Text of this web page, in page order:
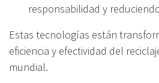
responsabilidad y
Estas tecnologías están
eficiencia y efectividad del
mundial.